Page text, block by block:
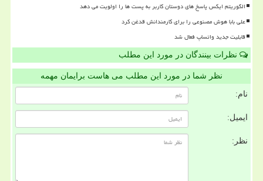
الگوریتم ایکس پاسخ های دوستان کاربر به پست ها را اولویت می دهد
علی بابا هوش مصنوعی را برای کارمندانش قدغن کرد
قابلیت جدید واتساپ فعال شد
نظرات بینندگان در مورد این مطلب
نظر شما در مورد این مطلب می هاست برایمان مهمه
نام:
ایمیل:
نظر: